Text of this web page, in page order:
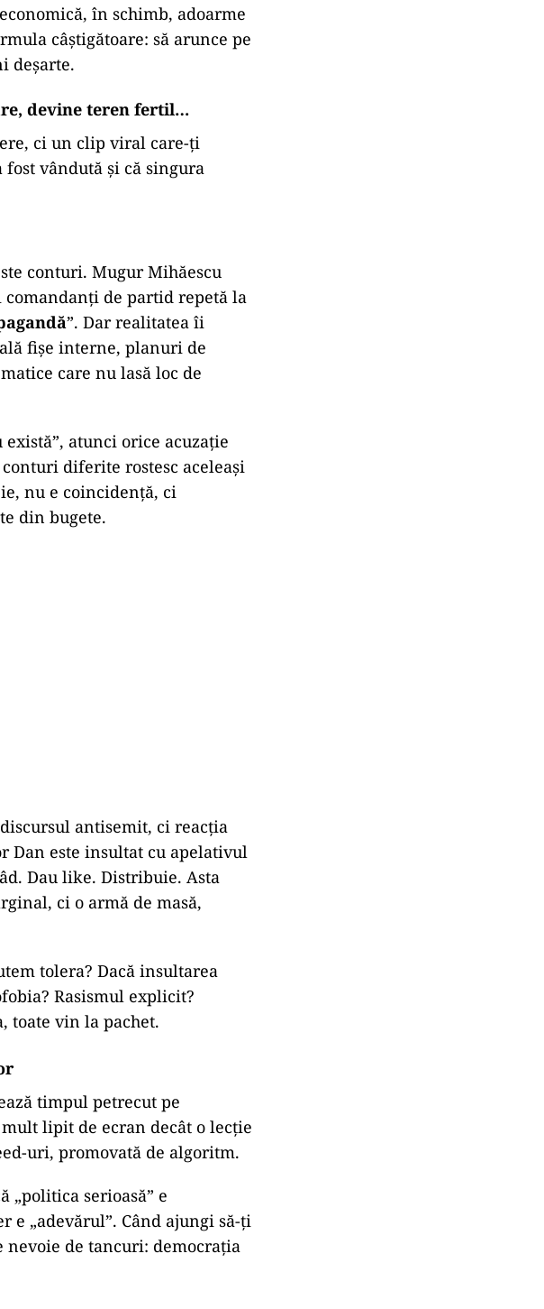
în schimb, adoarme
câștigătoare: să arunce pe
deșarte.
devine teren fertil…
ci un clip viral care-ți
vândută și că singura
conturi. Mugur Mihăescu
de partid repetă la
”. Dar realitatea îi
fișe interne, planuri de
care nu lasă loc de
atunci orice acuzație
diferite rostesc aceleași
nu e coincidență, ci
din bugete.
antisemit, ci reacția
este insultat cu apelativul
Dau like. Distribuie. Asta
ci o armă de masă,
tolera? Dacă insultarea
Rasismul explicit?
toate vin la pachet.
timpul petrecut pe
lipit de ecran decât o lecție
uri, promovată de algoritm.
„politica serioasă” e
„adevărul”. Când ajungi să-ți
de tancuri: democrația